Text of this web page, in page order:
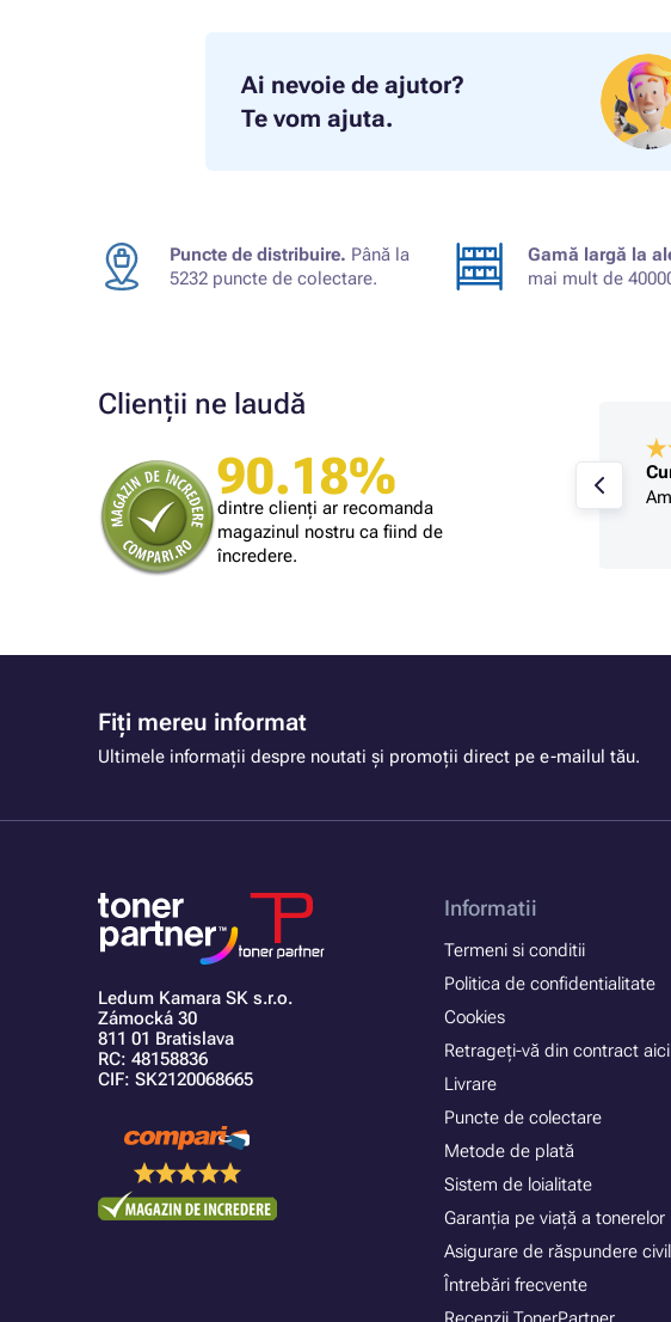
Ai nevoie de ajutor?
Te vom ajuta.
Puncte de distribuire. Până la
5232 puncte de colectare.
Gamă largă la
mai mult de
Clienții ne laudă
90.18%
dintre clienți ar recomanda
magazinul nostru ca fiind de
încredere.
Cumpărătorul magazinului
Simplu și rapid.
Fiți mereu informat
Ultimele informații despre noutati și promoții direct pe e-mailul tău.
Ledum Kamara SK s.r.o.
Zámocká 30
811 01 Bratislava
RC: 48158836
CIF: SK2120068665
Informatii
Termeni si conditii
Politica de confidentialitate
Cookies
Retrageți-vă din contract aici
Livrare
Puncte de colectare
Metode de plată
Sistem de loialitate
Garanția pe viață a tonerelor
Asigurare de răspundere
Întrebări frecvente